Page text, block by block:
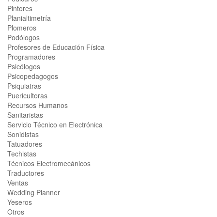
Pintores
Planialtimetría
Plomeros
Podólogos
Profesores de Educación Física
Programadores
Psicólogos
Psicopedagogos
Psiquiatras
Puericultoras
Recursos Humanos
Sanitaristas
Servicio Técnico en Electrónica
Sonidistas
Tatuadores
Techistas
Técnicos Electromecánicos
Traductores
Ventas
Wedding Planner
Yeseros
Otros